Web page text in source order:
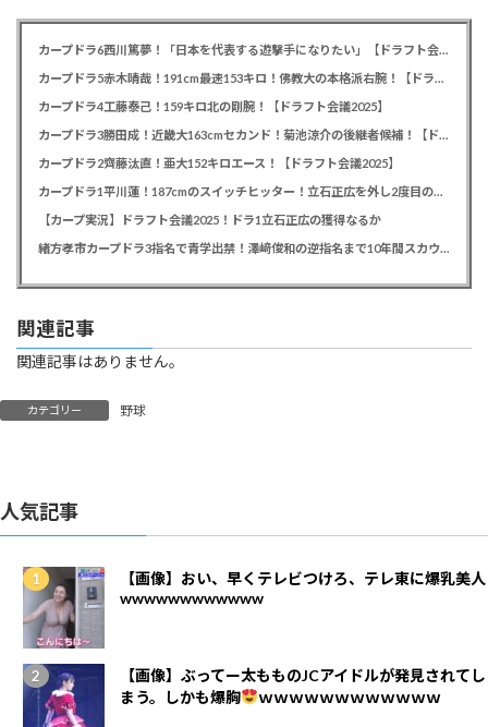
カープドラ6西川篤夢！「日本を代表する遊撃手になりたい」【ドラフト会議2025】
カープドラ5赤木晴哉！191cm最速153キロ！佛教大の本格派右腕！【ドラフト会議2025】
カープドラ4工藤泰己！159キロ北の剛腕！【ドラフト会議2025】
カープドラ3勝田成！近畿大163cmセカンド！菊池涼介の後継者候補！【ドラフト会議2025】
カープドラ2齊藤汰直！亜大152キロエース！【ドラフト会議2025】
カープドラ1平川蓮！187cmのスイッチヒッター！立石正広を外し2度目の重複も新井監督がクジを引き当てる！【ドラフト会議2025】
【カープ実況】ドラフト会議2025！ドラ1立石正広の獲得なるか
緒方孝市カープドラ3指名で青学出禁！澤﨑俊和の逆指名まで10年間スカウト出禁
関連記事
関連記事はありません。
カテゴリー 野球
人気記事
【画像】おい、早くテレビつけろ、テレ東に爆乳美人
wwwwwwwwwwww
【画像】ぶってー太もものJCアイドルが発見されてし
まう。しかも爆胸
ｗｗｗｗｗｗｗｗｗｗｗｗ